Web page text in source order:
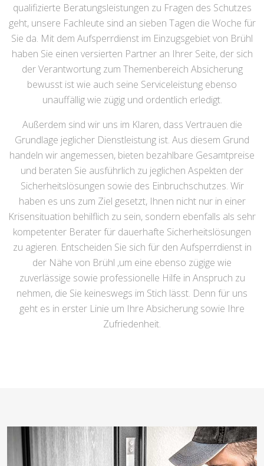
qualifizierte Beratungsleistungen zu Fragen des Schutzes
geht, unsere Fachleute sind an sieben Tagen die Woche für
Sie da. Mit dem Aufsperrdienst im Einzugsgebiet von Brühl
haben Sie einen versierten Partner an Ihrer Seite, der sich
der Verantwortung zum Themenbereich Absicherung
bewusst ist wie auch seine Serviceleistung ebenso
unauffällig wie zügig und ordentlich erledigt.
Außerdem sind wir uns im Klaren, dass Vertrauen die
Grundlage jeglicher Dienstleistung ist. Aus diesem Grund
handeln wir angemessen, bieten bezahlbare Gesamtpreise
und beraten Sie ausführlich zu jeglichen Aspekten der
Sicherheitslösungen sowie des Einbruchschutzes. Wir
haben es uns zum Ziel gesetzt, Ihnen nicht nur in einer
Krisensituation behilflich zu sein, sondern ebenfalls als sehr
kompetenter Berater für dauerhafte Sicherheitslösungen
zu agieren. Entscheiden Sie sich für den Aufsperrdienst in
der Nähe von Brühl ,um eine ebenso zügige wie
zuverlässige sowie professionelle Hilfe in Anspruch zu
nehmen, die Sie keineswegs im Stich lässt. Denn für uns
geht es in erster Linie um Ihre Absicherung sowie Ihre
Zufriedenheit.